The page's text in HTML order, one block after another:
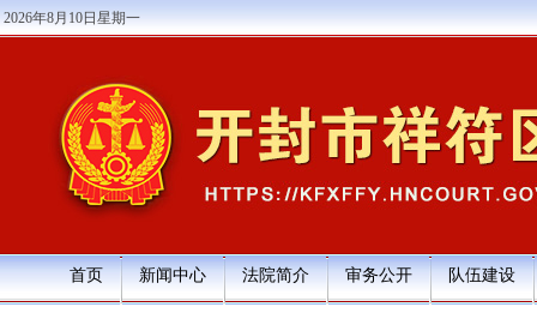
2026年8月10日星期一
首页 新闻中心 法院简介 审务公开 队伍建设